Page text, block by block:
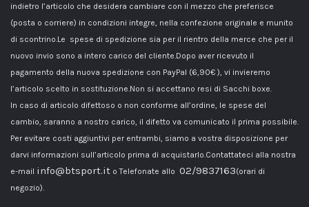
indietro l’articolo che desidera cambiare con il mezzo che preferisce
(posta o corriere) in condizioni integre, nella confezione originale e munito
di scontrino.Le spese di spedizione sia per il rientro della merce che per il
nuovo invio sono a intero carico del cliente.Dopo aver ricevuto il
pagamento della nuova spedizione con PayPal (6,90€ ), vi invieremo
l’articolo scelto in sostituzione.Non si accettano resi di Sacchi boxe.
In caso di articolo difettoso o non conforme all’ordine, le spese del
cambio, saranno a nostro carico, il difetto va comunicato il prima possibile.
Per evitare costi aggiuntivi per entrambi, siamo a vostra disposizione per
darvi informazioni sull’articolo prima di acquistarlo.Contattateci alla nostra
e-mail info@btsport.it o Telefonate allo 02/9837163(orari di
negozio).